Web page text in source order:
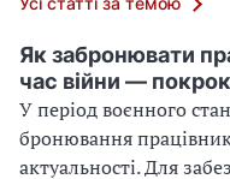
Як забронювати
час війни —
У період воєнного
бронювання
актуальності. Для